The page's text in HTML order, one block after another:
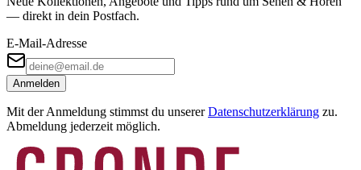
— direkt in dein Postfach.
E-Mail-Adresse
Anmelden
Mit der Anmeldung stimmst du unserer Datenschutzerklärung zu.
Abmeldung jederzeit möglich.